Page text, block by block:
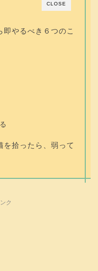
CLOSE
やるべき６つのこ
を拾ったら、弱って
ク